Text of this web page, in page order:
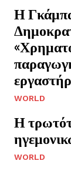
Η
WORLD
Η
WORLD